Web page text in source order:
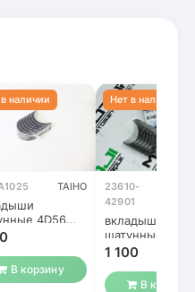
TAIHO
4D56
В корзину
23610-
42901
вкладыши
шатунные 4D56
(0,25)
1 100
В корзину